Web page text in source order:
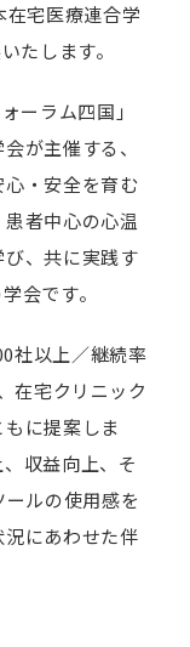
在宅医療連合学
たします。
ーラム四国」
が主催する、
心・安全を育む
者中心の心温
、共に実践す
会です。
社以上／継続率
在宅クリニック
に提案しま
収益向上、そ
ルの使用感を
にあわせた伴